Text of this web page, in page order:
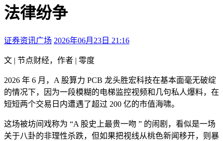
法律纷争
证券资讯广场 2026年06月23日 21:16
文 | 节点财经，作者 | 零度
2026 年 6 月，A 股算力 PCB 龙头胜宏科技在基本面毫无破绽
的情况下，因为一段模糊的电梯监控视频和几句私人爆料，在
短短两个交易日内遭遇了超过 200 亿的市值海啸。
这场被坊间戏称为 “A 股史上最贵一吻 ” 的闹剧，看似是一场
关于八卦的非理性杀跌，但如果把视线从桃色新闻移开，则暴